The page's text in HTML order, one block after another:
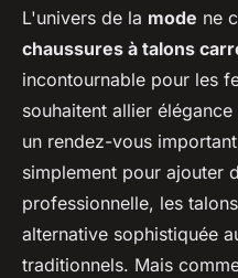
Comment
chaussures à
avec des
Alix•21 juin 2024• 6 min de
L'univers de la mode ne
chaussures à talons
incontournable pour les
souhaitent allier
un rendez-vous
simplement pour ajouter
professionnelle, les
alternative sophistiquée
traditionnels. Mais